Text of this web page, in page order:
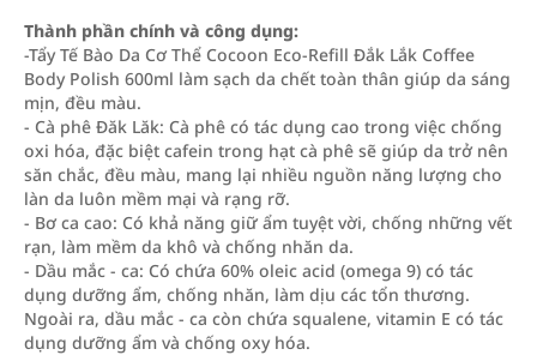
Thành phần chính và công dụng:
-Tẩy Tế Bào Da Cơ Thể Cocoon Eco-Refill Đắk Lắk Coffee
Body Polish 600ml làm sạch da chết toàn thân giúp da sáng
mịn, đều màu.
- Cà phê Đăk Lăk: Cà phê có tác dụng cao trong việc chống
oxi hóa, đặc biệt cafein trong hạt cà phê sẽ giúp da trở nên
săn chắc, đều màu, mang lại nhiều nguồn năng lượng cho
làn da luôn mềm mại và rạng rỡ.
- Bơ ca cao: Có khả năng giữ ẩm tuyệt vời, chống những vết
rạn, làm mềm da khô và chống nhăn da.
- Dầu mắc - ca: Có chứa 60% oleic acid (omega 9) có tác
dụng dưỡng ẩm, chống nhăn, làm dịu các tổn thương.
Ngoài ra, dầu mắc - ca còn chứa squalene, vitamin E có tác
dụng dưỡng ẩm và chống oxy hóa.